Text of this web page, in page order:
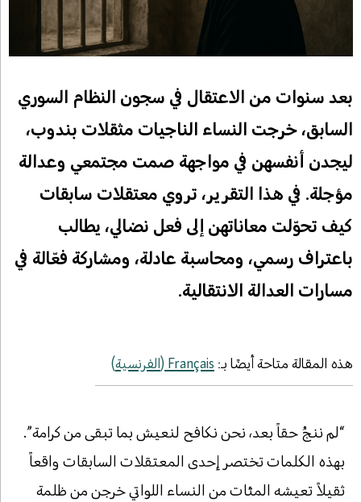
بعد سنوات من الاعتقال في سجون النظام السوري
السابق، خرجت النساء الناجيات مثقلات بندوب،
ليجدن أنفسهن في مواجهة صمت مجتمعي وعدالة
مؤجلة. في هذا التقرير، تروي معتقلات سابقات
كيف تحوّلت معاناتهن إلى فعل نضالي، يطالب
باعتراف رسمي، ومحاسبة عادلة، ومشاركة فعّالة في
مسارات العدالة الانتقالية.
هذه المقالة متاحة أيضًا بـ: Français
(الفرنسية)
“لم ننجُ حقاً بعد، نحن نكافح لنعيش بما تبقى من كرامة”.
بهذه الكلمات تختصر إحدى المعتقلات السابقات واقعاً
ثقيلاً تعيشه المئات من النساء اللواتي خرجن من ظلمة